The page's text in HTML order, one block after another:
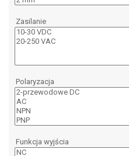
Zasilanie
Polaryzacja
Funkcja wyjścia